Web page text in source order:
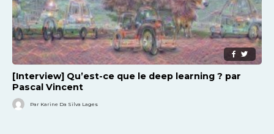
[Interview] Qu’est-ce que le deep learning ? par
Pascal Vincent
Par Karine Da Silva Lages